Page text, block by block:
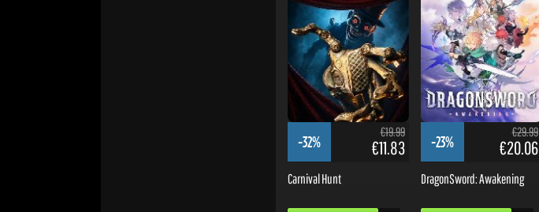
-32%
€19.99
€11.83
Carnival Hunt
-23%
€29.99
€20.06
DragonSword: Awakening